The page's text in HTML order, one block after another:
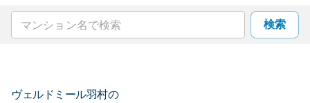
検索
ヴェルドミール羽村の